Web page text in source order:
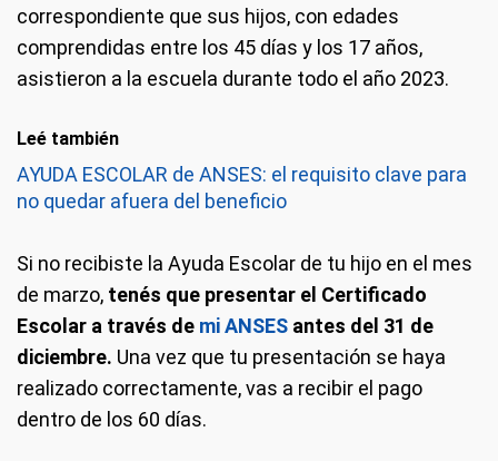
correspondiente que sus hijos, con edades
comprendidas entre los 45 días y los 17 años,
asistieron a la escuela durante todo el año 2023.
Leé también
AYUDA ESCOLAR de ANSES: el requisito clave para
no quedar afuera del beneficio
Si no recibiste la Ayuda Escolar de tu hijo en el mes
de marzo, tenés que presentar el Certificado
Escolar a través de mi ANSES antes del 31 de
diciembre. Una vez que tu presentación se haya
realizado correctamente, vas a recibir el pago
dentro de los 60 días.